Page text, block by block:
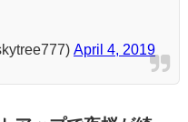
April 4, 2019